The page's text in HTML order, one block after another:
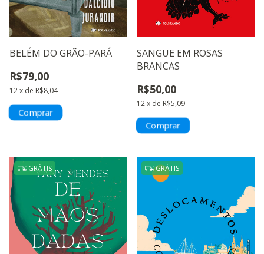
BELÉM DO GRÃO-PARÁ
R$79,00
12x de R$8,04
SANGUE EM ROSAS
BRANCAS
R$50,00
12x de R$5,09
GRÁTIS GRÁTIS